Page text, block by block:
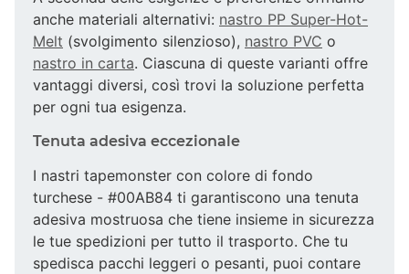
anche materiali alternativi: nastro PP Super-Hot-
Melt (svolgimento silenzioso), nastro PVC o
nastro in carta. Ciascuna di queste varianti offre
vantaggi diversi, così trovi la soluzione perfetta
per ogni tua esigenza.
Tenuta adesiva eccezionale
I nastri tapemonster con colore di fondo
turchese - #00AB84 ti garantiscono una tenuta
adesiva mostruosa che tiene insieme in sicurezza
le tue spedizioni per tutto il trasporto. Che tu
spedisca pacchi leggeri o pesanti, puoi contare